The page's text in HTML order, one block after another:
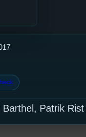
Barthel, Patrik Rist